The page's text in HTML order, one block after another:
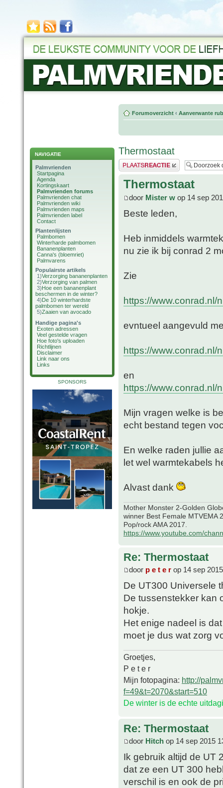
NAVIGATIE
Palmvrienden
Startpagina
Agenda
Kortingskaart
Palmvrienden forums
Palmvrienden chat
Palmvrienden wiki
Palmvrienden maps
Palmvrienden label
Contact
Plantenlijsten
Palmbomen
Winterharde palmbomen
Bananenplanten
Canna's (bloemriet)
Palmvarens
Populairste artikels
1)Verzorging bananenplanten
2)Verzorging van palmen
3)Hoe een bananenplant
beschermen in de winter?
4)De 10 winterhardste
palmbomen ter wereld
5)Zaaien van avocado
Handige pagina's
Exoten adressen
Veel gestelde vragen
Hoe foto's uploaden
Richtlijnen
Disclaimer
Link naar ons
Links
SPONSORS
Forumoverzicht ‹ Aanverwante
Thermostaat
Plaats een reactie
Thermostaat
door Mister w op 14 sep
Beste leden,
Heb inmiddels
nu zie ik bij conrad 2
Zie
https://www.conrad.nl/
evntueel aangevuld
https://www.conrad.nl/
en
https://www.conrad.nl/
Mijn vragen welke is
echt bestand tegen
En welke raden jullie
let wel warmtekabels
Alvast dank
Mother Monster 2-Golden
winner Best Female MTVEMA
Pop/rock AMA 2017.
https://www.youtube.com/
Re: Thermostaat
door p e t e r op 14 sep
De UT300 Universele
De tussenstekker kan
hokje.
Het enige nadeel is
moet je dus wat zorg
Groetjes,
P e t e r
Mijn fotopagina: http://
f=49&t=2070&start=510
De winter is de echte
Re: Thermostaat
door Hitch op 14 sep 2015
Ik gebruik altijd de UT
dat ze een UT 300
verschil is en ook de